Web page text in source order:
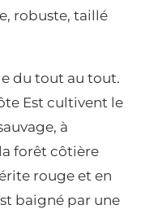
robuste, taillé
du tout au tout.
Est cultivent le
à
forêt côtière
rouge et en
baigné par une